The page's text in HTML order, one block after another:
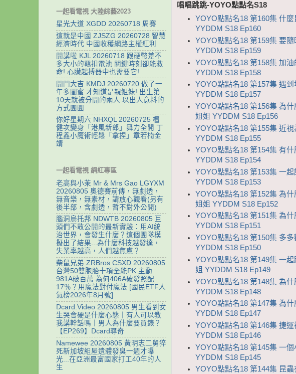
唱唱跳跳-YOYO點點名S18
YOYO點點名18 第160集 什
YYDDM S18 Ep160
YOYO點點名18 第159集 要
YYDDM S18 Ep159
YOYO點點名18 第158集 加
YYDDM S18 Ep158
YOYO點點名18 第157集 遇
YYDDM S18 Ep157
YOYO點點名18 第156集 為
姐姐 YYDDM S18 Ep156
YOYO點點名18 第155集 近
YYDDM S18 Ep155
YOYO點點名18 第154集 有
YYDDM S18 Ep154
YOYO點點名18 第153集 一
YYDDM S18 Ep153
YOYO點點名18 第152集 為
姐姐 YYDDM S18 Ep152
YOYO點點名18 第151集 為
YYDDM S18 Ep151
YOYO點點名18 第150集 多
YYDDM S18 Ep150
YOYO點點名18 第149集 一
姐 YYDDM S18 Ep149
YOYO點點名18 第148集 為
YYDDM S18 Ep148
YOYO點點名18 第147集 為
YYDDM S18 Ep147
YOYO點點名18 第146集 捷
YYDDM S18 Ep146
YOYO點點名18 第145集 一
YYDDM S18 Ep145
YOYO點點名18 第144集 昆
一起看電視 大陸綜藝2023
星光大道 XGDD 20260718 周賽
這就是中國 ZJSZG 20260728 智慧
經濟時代 中國收穫網路主權紅利
開講啦 KJL 20260718 跟硬幣差不
多大小的羈扣電池 關鍵時刻卻能救
命! 心臟起搏器中也需要它!
開門大吉 KMDJ 20260720 做了一
年多閨蜜 才知道是親姐妹! 出生第
10天就被分開的兩人 以出人意料的
方式團圓
你好星期六 NHXQL 20260725 檀
健次變身「港風新郎」舞力全開 丁
程鑫小魔術輕鬆「拿捏」章若楠金
靖
一起看電視 網紅專區
老高與小茉 Mr & Mrs Gao LGYXM
20260805 奧德賽前傳，無劇透，
無音樂，無素材，請放心觀看(另有
後半部，含劇透，暫不對外公開)
腦洞烏托邦 NDWTB 20260805 巨
頭們不敢公開的最新實驗：用AI統
治世界，會發生什麼？這個團隊模
擬出了結果...為什麼科技越發達，
失業率越高，人們越焦慮？
柴鼠兄弟 ZRBros CSXD 20260805
台灣50雙胞胎十項全能PK 主動
981A破百萬 為何406A破發照配
17％？用魔法對付魔法 [國民ETF人
氣榜2026年8月號]
Dcard.Video 20260805 男生看到女
生哭會硬是什麼心態｜有人可以教
我講幹話嗎｜男人為什麼要買錶？
【EP269】Dcard尋奇
Namewee 20260805 黃明志二舅猝
死新加坡組屋遺體發臭一週才曝
光...在亞洲最富國家打工40年的人
生